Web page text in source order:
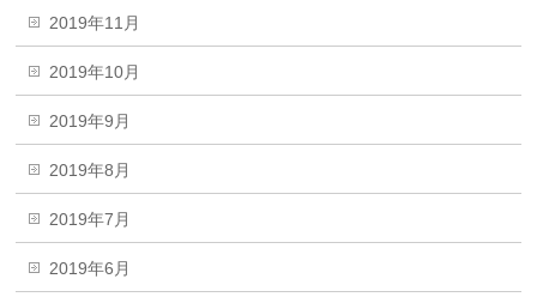
2019年11月
2019年10月
2019年9月
2019年8月
2019年7月
2019年6月